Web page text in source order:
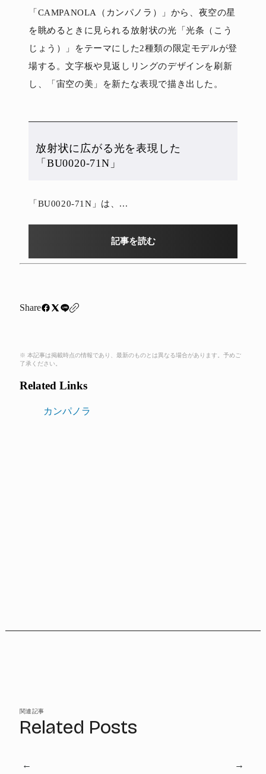
「CAMPANOLA（カンパノラ）」から、夜空の星
を眺めるときに見られる放射状の光「光条（こう
じょう）」をテーマにした2種類の限定モデルが登
場する。文字板や見返しリングのデザインを刷新
し、「宙空の美」を新たな表現で描き出した。
放射状に広がる光を表現した
「BU0020-71N」
「BU0020-71N」は、...
記事を読む
Share
※ 本記事は掲載時点の情報であり、最新のものとは異なる場合があります。予めご
了承ください。
Related Links
カンパノラ
関連記事
Related Posts